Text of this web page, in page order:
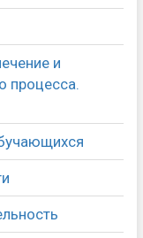
и
процесса.